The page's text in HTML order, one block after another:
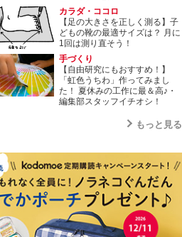
カラダ・ココロ
【足の大きさを正しく測る】子
どもの靴の最適サイズは？ 月に
1回は測り直そう！
手づくり
【自由研究にもおすすめ！】
「虹色うちわ」作ってみまし
た！ 夏休みの工作に最＆高♪・
編集部スタッフイチオシ！
もっと見る